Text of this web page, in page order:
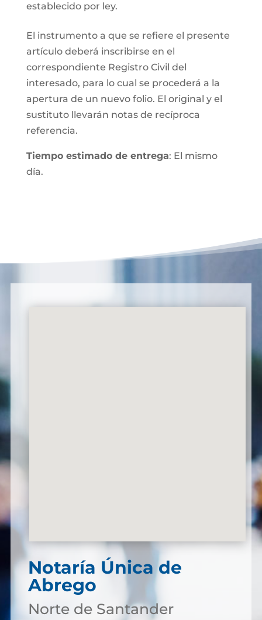
establecido por ley.
El instrumento a que se refiere el presente
artículo deberá inscribirse en el
correspondiente Registro Civil del
interesado, para lo cual se procederá a la
apertura de un nuevo folio. El original y el
sustituto llevarán notas de recíproca
referencia.
Tiempo estimado de entrega: El mismo
día.
Notaría Única de
Abrego
Norte de Santander